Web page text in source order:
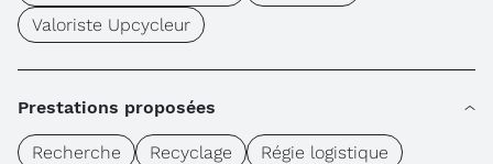
Valoriste Upcycleur
Prestations proposées
Recherche Recyclage
Régie logistique